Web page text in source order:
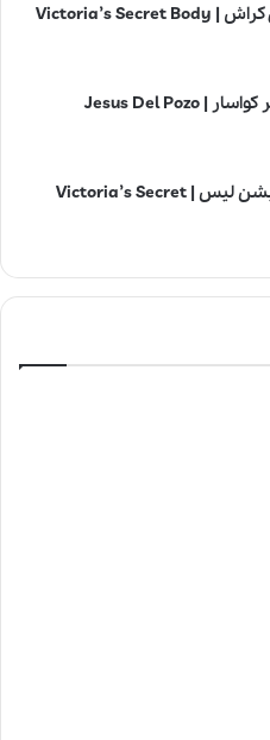
بادی اسپلش ویکتوریا سکرت پیونی کراش | Victoria’s Secret Body
عطر ادکلن جسوس دل پوزو ادونچر کواسار | Jesus Del Pozo
بادی اسپلش ویکتوریا سکرت تمپتیشن لیس | Victoria’s Secret